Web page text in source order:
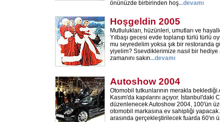
önünüzde birbirinden hoş...devamı
Hoşgeldin 2005
Mutlulukları, hüzünleri, umutları ve
Yılbaşı gecesi evde toplanıp türlü türlü
mu seyredelim yoksa şık bir restoranda
yiyelim? Ssevdiklerimize nasıl bir hediye
zamanını sakın...devamı
Autoshow 2004
Otomobil tutkunlarının merakla
Kasım'da kapılarını açıyor. İstanbul'daki
düzenlenecek Autoshow 2004, 100'ün
otomobil markasına ev sahipliği
arasında gerçekleştirilecek fuarda 60'ın